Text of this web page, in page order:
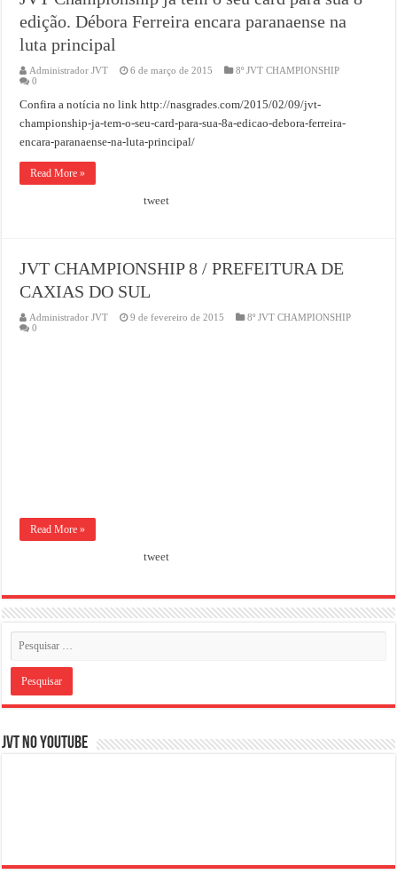
edição. Débora Ferreira encara paranaense na
luta principal
Administrador JVT 6 de março de 2015
8º JVT CHAMPIONSHIP
0
Confira a notícia no link http://nasgrades.com/2015/02/09/jvt-
championship-ja-tem-o-seu-card-para-sua-8a-edicao-debora-ferreira-
encara-paranaense-na-luta-principal/
Read More »
tweet
JVT CHAMPIONSHIP 8 / PREFEITURA DE
CAXIAS DO SUL
Administrador JVT 9 de fevereiro de 2015
8º JVT CHAMPIONSHIP
0
Read More »
tweet
JVT NO YOUTUBE